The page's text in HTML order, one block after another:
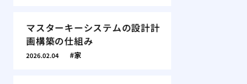
マスターキーシステムの設計計
画構築の仕組み
2026.02.04 家